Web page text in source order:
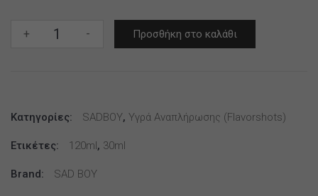
+
SADBOY
Vape
ποσότητα
- Προσθήκη στο καλάθι
Κατηγορίες: SADBOY, Υγρά Αναπλήρωσης (flavorshots)
Ετικέτες: 120ml, 30ml
Brand: SAD BOY